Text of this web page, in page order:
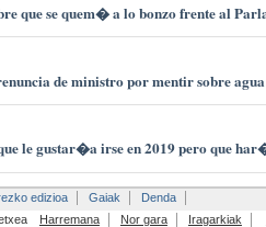
que se quem� a lo bonzo frente al
de ministro por mentir sobre
le gustar�a irse en 2019 pero que
edizioa Gaiak
Denda
Harremana Nor gara Iragarkiak